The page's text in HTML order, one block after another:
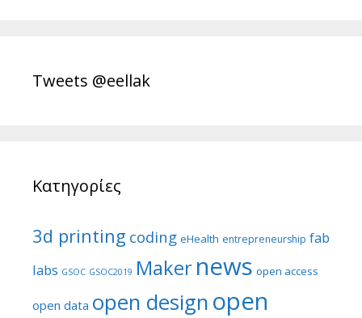
Tweets @eellak
Κατηγορίες
3d printing coding eHealth entrepreneurship fab
labs GSOC GSOC2019 Makernews open access
open data open designopen